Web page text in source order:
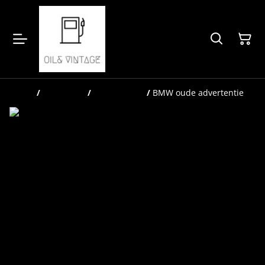
/ / / BMW oude advertentie